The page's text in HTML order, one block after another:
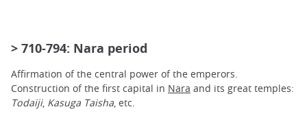
> 710-794: Nara period
Affirmation of the central power of the emperors.
Construction of the first capital in Nara and its great temples:
Todaiji, Kasuga Taisha , etc.